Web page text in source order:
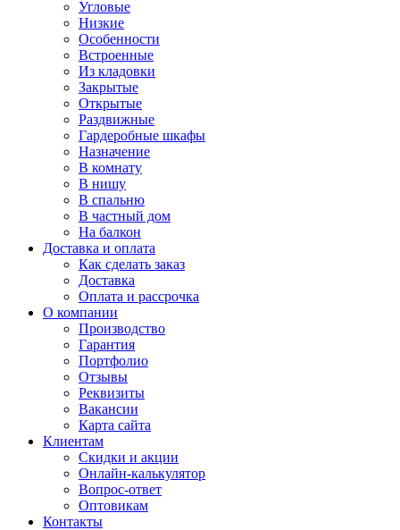
Угловые
Низкие
Особенности
Встроенные
Из кладовки
Закрытые
Открытые
Раздвижные
Гардеробные шкафы
Назначение
В комнату
В нишу
В спальню
В частный дом
На балкон
Доставка и оплата
Как сделать заказ
Доставка
Оплата и рассрочка
О компании
Производство
Гарантия
Портфолио
Отзывы
Реквизиты
Вакансии
Карта сайта
Клиентам
Скидки и акции
Онлайн-калькулятор
Вопрос-ответ
Оптовикам
Контакты